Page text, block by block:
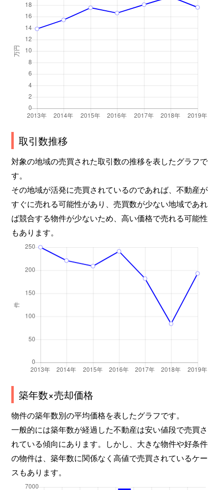
取引数推移
対象の地域の売買された取引数の推移を表したグラフで
す。
その地域が活発に売買されているのであれば、不動産が
すぐに売れる可能性があり、売買数が少ない地域であれ
ば競合する物件が少ないため、高い価格で売れる可能性
もあります。
築年数×売却価格
物件の築年数別の平均価格を表したグラフです。
一般的には築年数が経過した不動産は安い値段で売買さ
れている傾向にあります。しかし、大きな物件や好条件
の物件は、築年数に関係なく高値で売買されているケー
スもあります。